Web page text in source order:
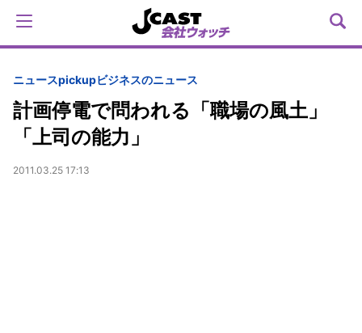
ニュースpickupビジネスのニュース
計画停電で問われる「職場の風土」
「上司の能力」
2011.03.25 17:13